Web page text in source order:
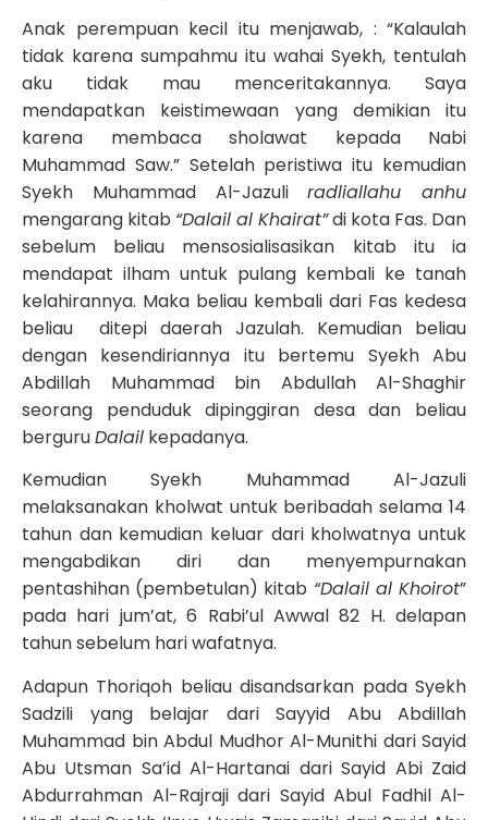
Anak perempuan kecil itu menjawab, : “Kalaulah
tidak karena sumpahmu itu wahai Syekh, tentulah
aku tidak mau menceritakannya. Saya
mendapatkan keistimewaan yang demikian itu
karena membaca sholawat kepada Nabi
Muhammad Saw.” Setelah peristiwa itu kemudian
Syekh Muhammad Al-Jazuliradliallahu anhu
mengarang kitab “Dalail al Khairat”di kota Fas. Dan
sebelum beliau mensosialisasikan kitab itu ia
mendapat ilham untuk pulang kembali ke tanah
kelahirannya. Maka beliau kembali dari Fas kedesa
beliau ditepi daerah Jazulah. Kemudian beliau
dengan kesendiriannya itu bertemu Syekh Abu
Abdillah Muhammad bin Abdullah Al-Shaghir
seorang penduduk dipinggiran desa dan beliau
berguruDalail kepadanya.
Kemudian Syekh Muhammad Al-Jazuli
melaksanakan kholwat untuk beribadah selama 14
tahun dan kemudian keluar dari kholwatnya untuk
mengabdikan diri dan menyempurnakan
pentashihan (pembetulan) kitab “Dalail al Khoirot”
pada hari jum’at, 6 Rabi’ul Awwal 82 H. delapan
tahun sebelum hari wafatnya.
Adapun Thoriqoh beliau disandsarkan pada Syekh
Sadzili yang belajar dari Sayyid Abu Abdillah
Muhammad bin Abdul Mudhor Al-Munithi dari Sayid
Abu Utsman Sa’id Al-Hartanai dari Sayid Abi Zaid
Abdurrahman Al-Rajraji dari Sayid Abul Fadhil Al-